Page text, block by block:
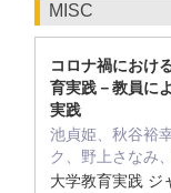
MISC
コロナ禍におけ
育実践－教員に
実践
池貞姫、秋谷裕
ク、野上さなみ
大学教育実践 ジ